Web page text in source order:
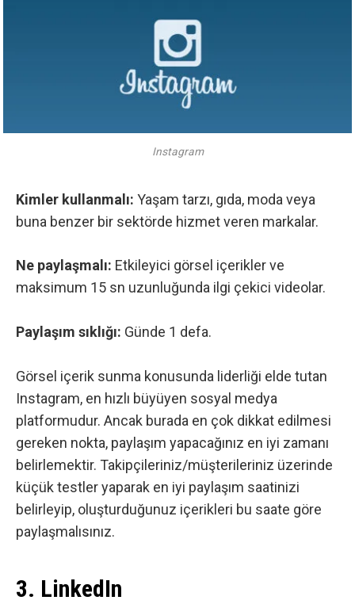
Instagram
Kimler kullanmalı: Yaşam tarzı, gıda, moda veya
buna benzer bir sektörde hizmet veren markalar.
Ne paylaşmalı: Etkileyici görsel içerikler ve
maksimum 15 sn uzunluğunda ilgi çekici videolar.
Paylaşım sıklığı: Günde 1 defa.
Görsel içerik sunma konusunda liderliği elde tutan
Instagram, en hızlı büyüyen sosyal medya
platformudur. Ancak burada en çok dikkat edilmesi
gereken nokta, paylaşım yapacağınız en iyi zamanı
belirlemektir. Takipçileriniz/müşterileriniz üzerinde
küçük testler yaparak en iyi paylaşım saatinizi
belirleyip, oluşturduğunuz içerikleri bu saate göre
paylaşmalısınız.
3. LinkedIn